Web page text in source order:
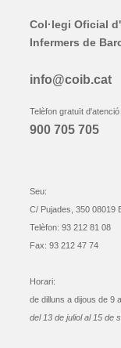
Col·legi Oficial
Infermers de
info@coib.cat
Telèfon gratuït d'atenció
900 705 705
Seu:
C/ Pujades, 350 08019
Telèfon: 93 212 81 08
Fax: 93 212 47 74
Horari:
de dilluns a dijous de 9
del 13 de juliol al 15 de